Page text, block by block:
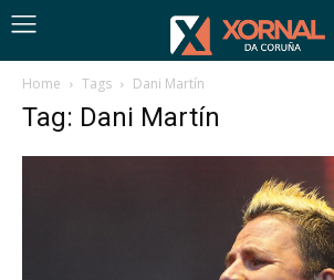
Home Tags Dani Martín
Tag: Dani Martín